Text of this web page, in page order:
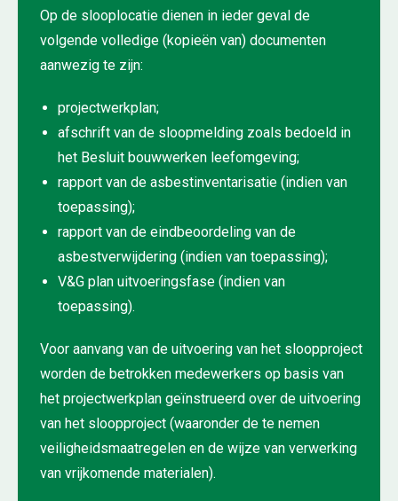
Op de slooplocatie dienen in ieder geval de
volgende volledige (kopieën van) documenten
aanwezig te zijn:
projectwerkplan;
afschrift van de sloopmelding zoals bedoeld in
het Besluit bouwwerken leefomgeving;
rapport van de asbestinventarisatie (indien van
toepassing);
rapport van de eindbeoordeling van de
asbestverwijdering (indien van toepassing);
V&G plan uitvoeringsfase (indien van
toepassing).
Voor aanvang van de uitvoering van het sloopproject
worden de betrokken medewerkers op basis van
het projectwerkplan geïnstrueerd over de uitvoering
van het sloopproject (waaronder de te nemen
veiligheidsmaatregelen en de wijze van verwerking
van vrijkomende materialen).